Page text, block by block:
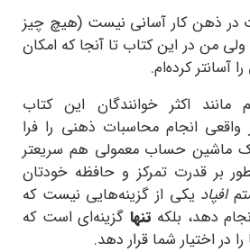
در ذهن کار آسانی نیست (هیچ چیز
من در این کتاب تا آنجا که امکان
آسانتر کرده‌ام.
مانند اکثر خوانندگان این کتاب
واقعی انجام محاسبات ذهنی را فرا
ماشین حساب معمولی هم سریعتر
بر قدرت تمرکز و حافظه خودتان
افپاد یکی از گزینه‌هایی نیست که
دهد، بلکه تنها گزینه‌ای است که
در اختیار شما قرار دهد.